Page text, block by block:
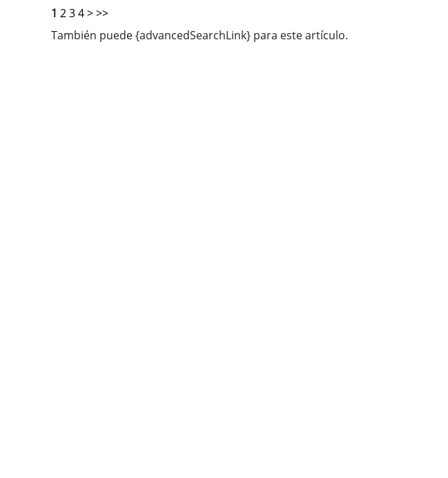
1 234>>>
También puede {advancedSearchLink} para este artículo.